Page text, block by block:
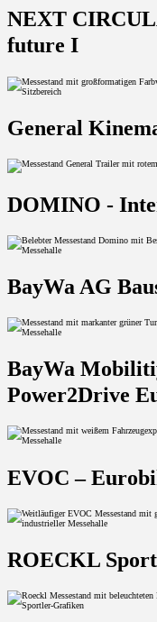
NEXT
future I
General
DOMINO -
BayWa AG
BayWa
Power2Drive
EVOC –
ROECKL